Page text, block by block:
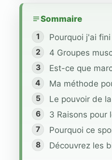
Sommaire
Pourquoi j'ai
4 Groupes
Est-ce que
Ma méthode
Le pouvoir de
3 Raisons pour
Pourquoi ce
Découvrez les